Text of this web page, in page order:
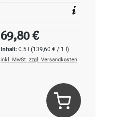
Inhalt:0.5 l(139,60 € / 1 l)
Regulärer Preis:
69,80 €
inkl. MwSt. zzgl. Versandkosten